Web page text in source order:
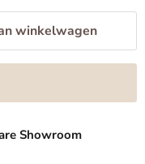
winkelwagen
Showroom